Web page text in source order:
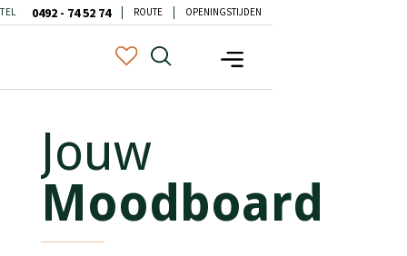
TEL 0492 - 74 52 74 ROUTE OPENINGSTIJDEN
Jouw
Moodboard